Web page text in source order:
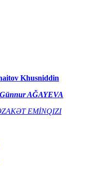
Khusniddin
Günnur AĞAYEVA
EMİNQIZI